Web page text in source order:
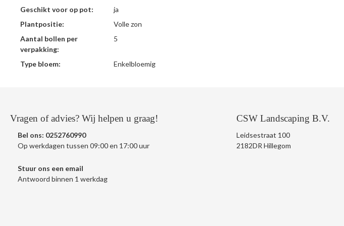
Geschikt voor op pot:
ja
Plantpositie:
Volle zon
Aantal bollen per
verpakking:
5
Type bloem: Enkelbloemig
CSW Landscaping B.V.
Leidsestraat 100
2182DR Hillegom
Vragen of advies? Wij helpen u graag!
Bel ons: 0252760990
Op werkdagen tussen 09:00 en 17:00 uur
Stuur ons een email
Antwoord binnen 1 werkdag